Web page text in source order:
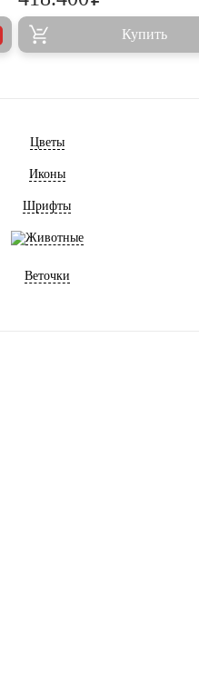
Купить
Цветы
Иконы
Шрифты
Животные
Веточки